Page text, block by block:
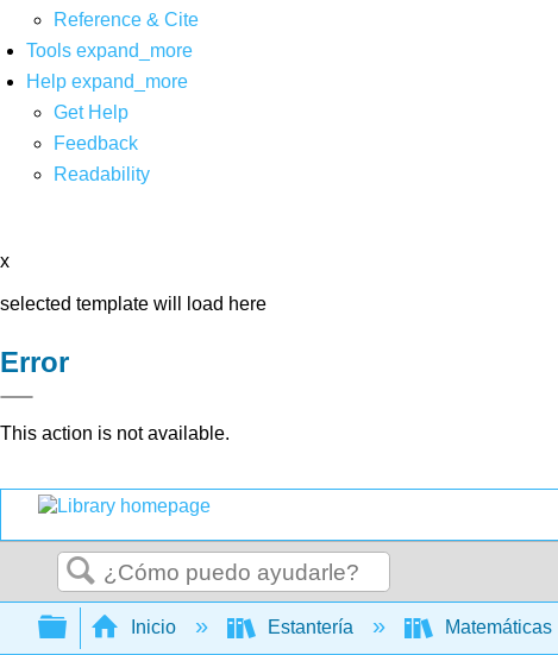
Reference & Cite
Tools expand_more
Help expand_more
Get Help
Feedback
Readability
x
selected template will load here
Error
This action is not available.
Buscar
Expandir/contraer jerarquía global
Inicio Estantería Matemáticas